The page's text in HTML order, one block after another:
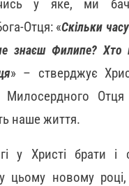
у яке, ми
Отця: «Скільки
знаєш Филипе? Хто
» – стверджує
Милосердного
наше життя.
у Христі брати і
цьому новому